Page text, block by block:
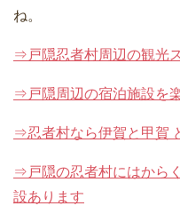
ね。
⇒戸隠忍者村周辺の観光
⇒戸隠周辺の宿泊施設を
⇒忍者村なら伊賀と甲賀
⇒戸隠の忍者村にはから
設あります